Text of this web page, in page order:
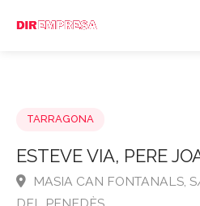
Todas las categorías
ESTEVE VIA, PERE
MASIA CAN